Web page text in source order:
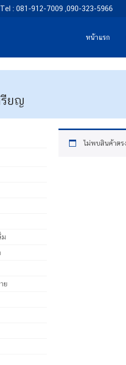
: 081-912-7009 ,090-323-5966
หน้าแรก
รียญ
ไม่พบสินค้าต
ม
ย